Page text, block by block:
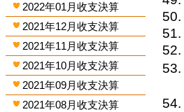
2022年01月收支決算
2021年12月收支決算
2021年11月收支決算
2021年10月收支決算
2021年09月收支決算
2021年08月收支決算